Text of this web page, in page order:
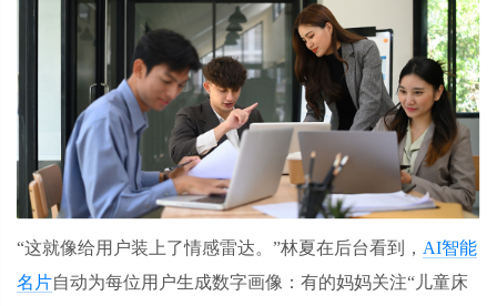
“这就像给用户装上了情感雷达。”林夏在后台看到， AI智能
名片自动为每位用户生成数字画像：有的妈妈关注“儿童床